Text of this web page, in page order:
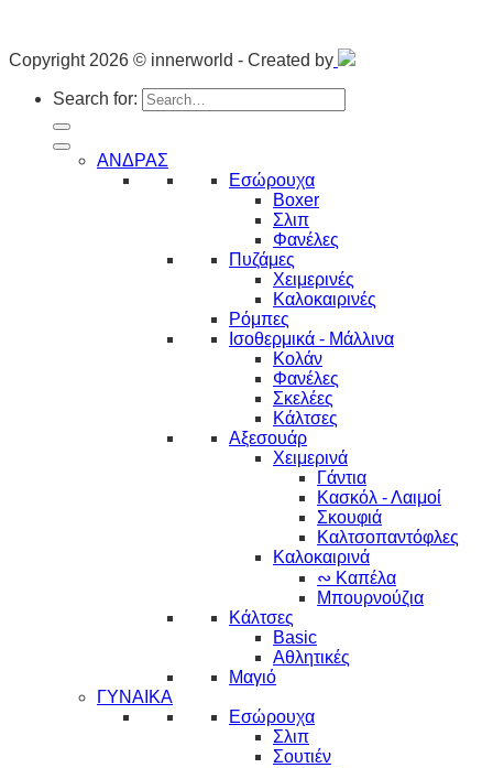
Copyright 2026 © innerworld - Created by
Search for:
ΑΝΔΡΑΣ
Εσώρουχα
Boxer
Σλιπ
Φανέλες
Πυζάμες
Χειμερινές
Καλοκαιρινές
Ρόμπες
Ισοθερμικά - Μάλλινα
Κολάν
Φανέλες
Σκελέες
Κάλτσες
Αξεσουάρ
Χειμερινά
Γάντια
Κασκόλ - Λαιμοί
Σκουφιά
Καλτσοπαντόφλες
Καλοκαιρινά
∾ Καπέλα
Μπουρνούζια
Κάλτσες
Basic
Αθλητικές
Μαγιό
ΓΥΝΑΙΚΑ
Εσώρουχα
Σλιπ
Σουτιέν